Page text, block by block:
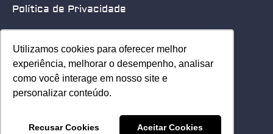
Utilizamos cookies para oferecer melhor
experiência, melhorar o desempenho, analisar
como você interage em nosso site e
personalizar conteúdo.
Recusar Cookies Aceitar Cookies
Utilizamos cookies para oferecer melhor
experiência, melhorar o desempenho, analisar
como você interage em nosso site e
personalizar conteúdo.
Recusar Cookies Aceitar Cookies
Política de Privacidade
Quero patrocinar
Contato
Home
© 2025 Security Leader. Todos os Direitos Reservados.